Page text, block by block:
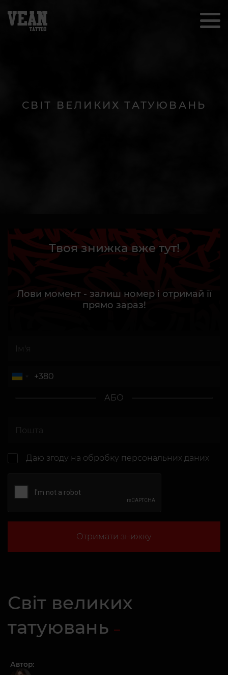
СВІТ ВЕЛИКИХ ТАТУЮВАНЬ
Твоя знижка вже тут!
Лови момент - залиш номер і отримай її
прямо зараз!
АБО
Даю згоду на обробку персональних даних
Отримати знижку
Світ великих
татуювань
Автор: